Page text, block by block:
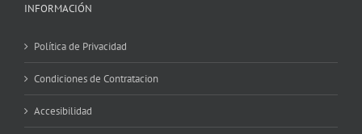
INFORMACIÓN
Política de Privacidad
Condiciones de Contratacion
Accesibilidad